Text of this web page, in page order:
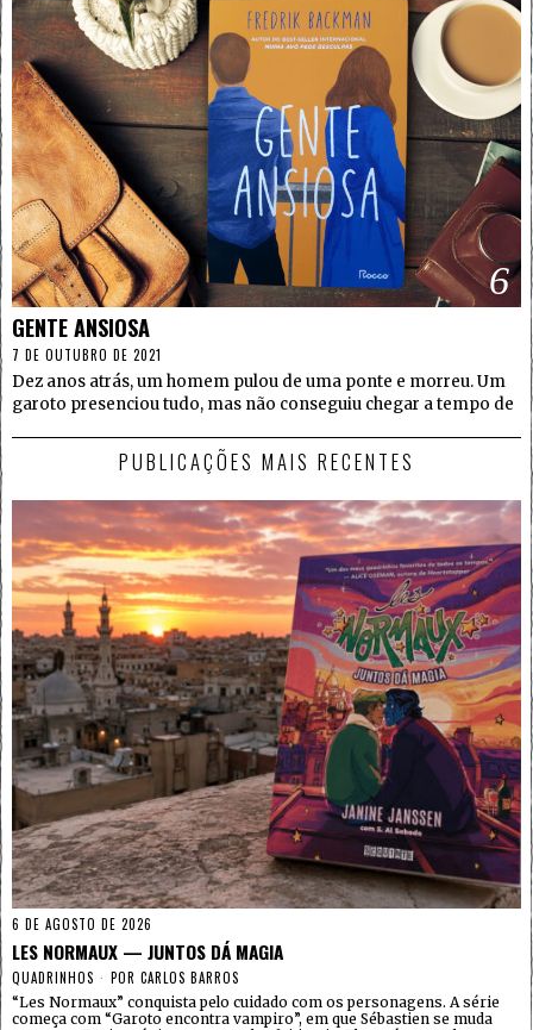
6
GENTE ANSIOSA
7 DE OUTUBRO DE 2021
Dez anos atrás, um homem pulou de uma ponte e morreu. Um
garoto presenciou tudo, mas não conseguiu chegar a tempo de
PUBLICAÇÕES MAIS RECENTES
6 DE AGOSTO DE 2026
LES NORMAUX — JUNTOS DÁ MAGIA
QUADRINHOS POR CARLOS BARROS
“Les Normaux” conquista pelo cuidado com os personagens. A série
começa com “Garoto encontra vampiro”, em que Sébastien se muda